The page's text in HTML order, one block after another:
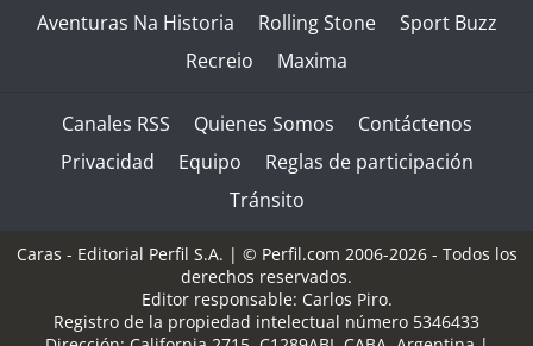
Aventuras Na Historia
Rolling Stone
Sport Buzz
Recreio
Maxima
Canales RSS Quienes Somos
Contáctenos
Privacidad
Equipo
Reglas de participación
Tránsito
Caras - Editorial Perfil S.A. | © Perfil.com 2006-2026 - Todos los
derechos reservados.
Editor responsable: Carlos Piro.
Registro de la propiedad intelectual número 5346433